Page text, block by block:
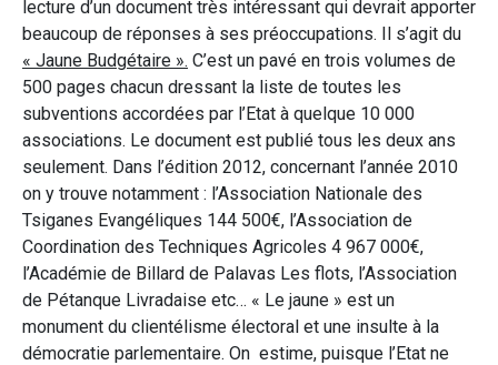
lecture d’un document très intéressant qui devrait apporter
beaucoup de réponses à ses préoccupations. Il s’agit du
« Jaune Budgétaire ». C’est un pavé en trois volumes de
500 pages chacun dressant la liste de toutes les
subventions accordées par l’Etat à quelque 10 000
associations. Le document est publié tous les deux ans
seulement. Dans l’édition 2012, concernant l’année 2010
on y trouve notamment : l’Association Nationale des
Tsiganes Evangéliques 144 500€, l’Association de
Coordination des Techniques Agricoles 4 967 000€,
l’Académie de Billard de Palavas Les flots, l’Association
de Pétanque Livradaise etc… « Le jaune » est un
monument du clientélisme électoral et une insulte à la
démocratie parlementaire. On estime, puisque l’Etat ne